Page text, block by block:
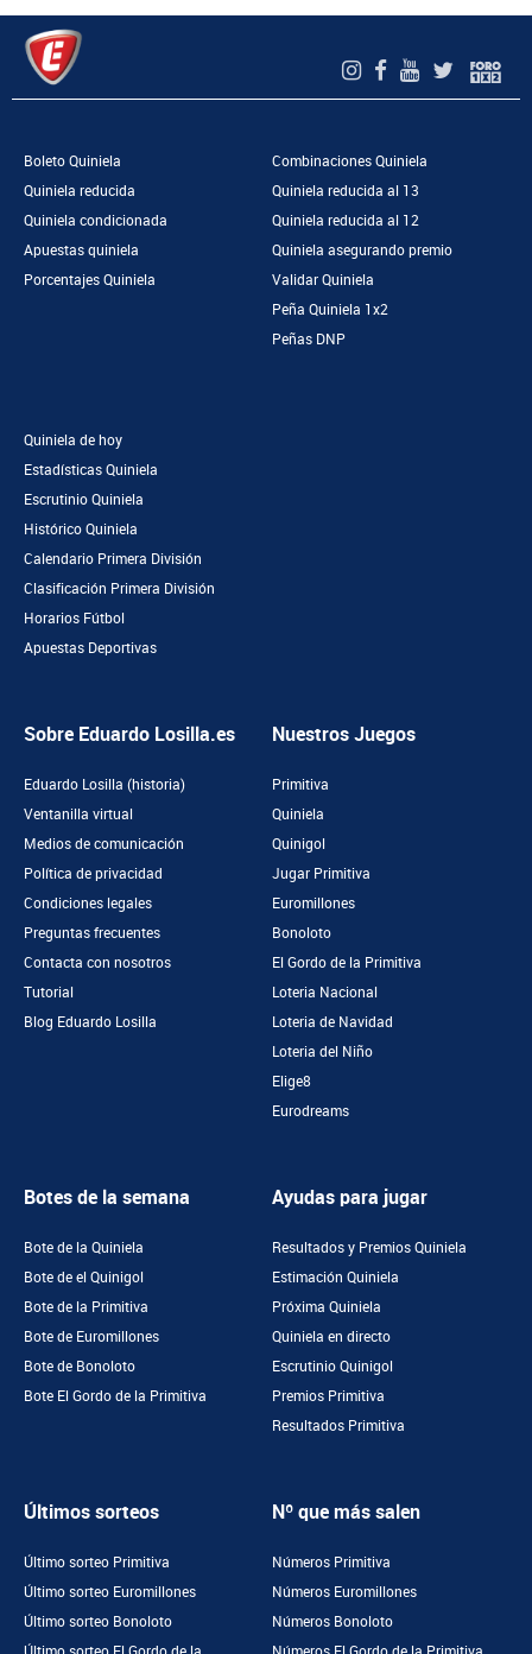
Boleto Quiniela
Quiniela reducida
Quiniela condicionada
Apuestas quiniela
Porcentajes Quiniela
Combinaciones Quiniela
Quiniela reducida al 13
Quiniela reducida al 12
Quiniela asegurando premio
Validar Quiniela
Peña Quiniela 1x2
Peñas DNP
Quiniela de hoy
Estadísticas Quiniela
Escrutinio Quiniela
Histórico Quiniela
Calendario Primera División
Clasificación Primera División
Horarios Fútbol
Apuestas Deportivas
Sobre Eduardo Losilla.es
Eduardo Losilla (historia)
Ventanilla virtual
Medios de comunicación
Política de privacidad
Condiciones legales
Preguntas frecuentes
Contacta con nosotros
Tutorial
Blog Eduardo Losilla
Nuestros Juegos
Primitiva
Quiniela
Quinigol
Jugar Primitiva
Euromillones
Bonoloto
El Gordo de la Primitiva
Loteria Nacional
Loteria de Navidad
Loteria del Niño
Elige8
Eurodreams
Botes de la semana
Bote de la Quiniela
Bote de el Quinigol
Bote de la Primitiva
Bote de Euromillones
Bote de Bonoloto
Bote El Gordo de la Primitiva
Ayudas para jugar
Resultados y Premios Quiniela
Estimación Quiniela
Próxima Quiniela
Quiniela en directo
Escrutinio Quinigol
Premios Primitiva
Resultados Primitiva
Últimos sorteos
Último sorteo Primitiva
Último sorteo Euromillones
Último sorteo Bonoloto
Nº que más salen
Números Primitiva
Números Euromillones
Números Bonoloto